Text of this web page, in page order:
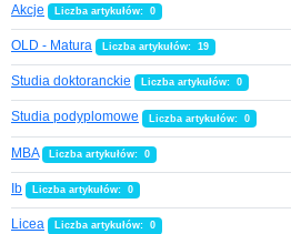
Akcje Liczba artykułów: 0
OLD - Matura Liczba artykułów: 19
Studia doktoranckie Liczba artykułów: 0
Studia podyplomowe Liczba artykułów: 0
MBA Liczba artykułów: 0
Ib Liczba artykułów: 0
Licea Liczba artykułów: 0